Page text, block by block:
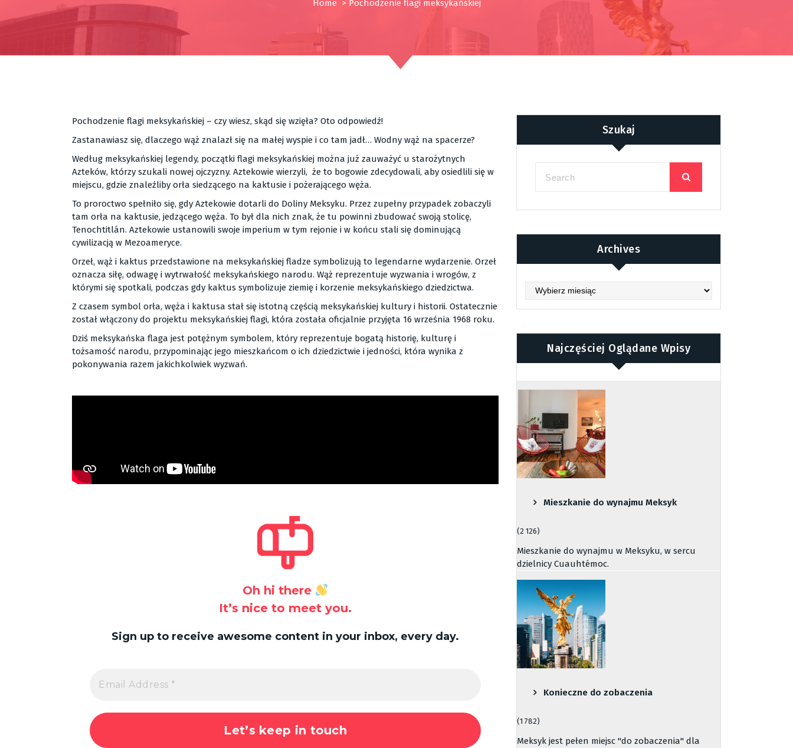
Home > Pochodzenie flagi meksykańskiej
Pochodzenie flagi meksykańskiej – czy wiesz, skąd się wzięła? Oto odpowiedź!
Zastanawiasz się, dlaczego wąż znalazł się na małej wyspie i co tam jadł… Wodny wąż na spacerze?
Według meksykańskiej legendy, początki flagi meksykańskiej można już zauważyć u starożytnych
Azteków, którzy szukali nowej ojczyzny. Aztekowie wierzyli, że to bogowie zdecydowali, aby osiedlili się w
miejscu, gdzie znaleźliby orła siedzącego na kaktusie i pożerającego węża.
To proroctwo spełniło się, gdy Aztekowie dotarli do Doliny Meksyku. Przez zupełny przypadek zobaczyli
tam orła na kaktusie, jedzącego węża. To był dla nich znak, że tu powinni zbudować swoją stolicę,
Tenochtitlán. Aztekowie ustanowili swoje imperium w tym rejonie i w końcu stali się dominującą
cywilizacją w Mezoameryce.
Orzeł, wąż i kaktus przedstawione na meksykańskiej fladze symbolizują to legendarne wydarzenie. Orzeł
oznacza siłę, odwagę i wytrwałość meksykańskiego narodu. Wąż reprezentuje wyzwania i wrogów, z
którymi się spotkali, podczas gdy kaktus symbolizuje ziemię i korzenie meksykańskiego dziedzictwa.
Z czasem symbol orła, węża i kaktusa stał się istotną częścią meksykańskiej kultury i historii. Ostatecznie
został włączony do projektu meksykańskiej flagi, która została oficjalnie przyjęta 16 września 1968 roku.
Dziś meksykańska flaga jest potężnym symbolem, który reprezentuje bogatą historię, kulturę i
tożsamość narodu, przypominając jego mieszkańcom o ich dziedzictwie i jedności, która wynika z
pokonywania razem jakichkolwiek wyzwań.
Oh hi there
It’s nice to meet you.
Sign up to receive awesome content in your inbox, every day.
Szukaj
Archives
Archives
Najczęściej Oglądane Wpisy
Mieszkanie do wynajmu Meksyk
(2 126)
Mieszkanie do wynajmu w Meksyku, w sercu
dzielnicy Cuauhtémoc.
Konieczne do zobaczenia
(1 782)
Meksyk jest pełen miejsc "do zobaczenia" dla